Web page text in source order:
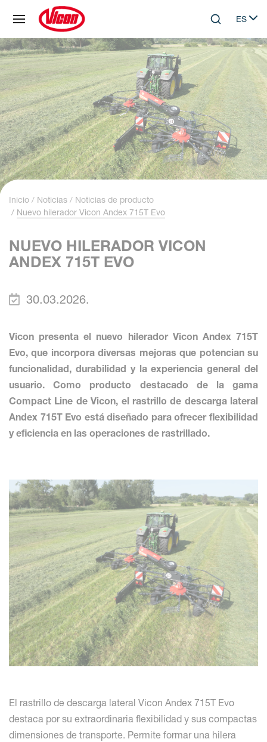
Skip to main contentSearchES
Select
Inicio Noticias
Noticias de producto
Nuevo hilerador Vicon Andex 715T Evo
NUEVO HILERADOR VICON
ANDEX 715T EVO
30.03.2026.
Vicon presenta el nuevo hilerador Vicon Andex 715T
Evo, que incorpora diversas mejoras que potencian su
funcionalidad, durabilidad y la experiencia general del
usuario. Como producto destacado de la gama
Compact Line de Vicon, el rastrillo de descarga lateral
Andex 715T Evo está diseñado para ofrecer flexibilidad
y eficiencia en las operaciones de rastrillado.
El rastrillo de descarga lateral Vicon Andex 715T Evo
destaca por su extraordinaria flexibilidad y sus compactas
dimensiones de transporte. Permite formar una hilera
Panel de gestión de cookies